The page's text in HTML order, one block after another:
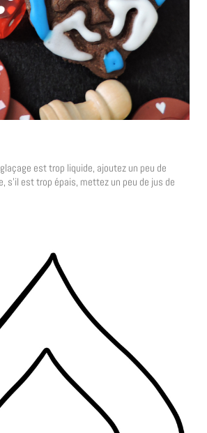
est trop liquide, ajoutez un peu de
s’il est trop épais, mettez un peu de jus de